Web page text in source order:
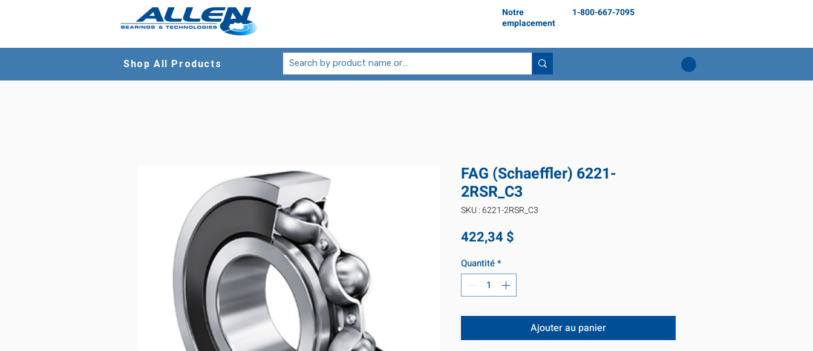
Notre
emplacement
1-800-667-7095
Shop All Products
FAG (Schaeffler) 6221-
2RSR_C3
SKU : 6221-2RSR_C3
422,34 $
Quantité*
Ajouter au panier